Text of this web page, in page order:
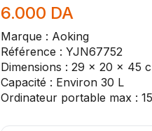
6.000 DA
Marque : Aoking
Référence : YJN67752
Dimensions : 29 x 20 x 45
Capacité : Environ 30 L
Ordinateur portable max :